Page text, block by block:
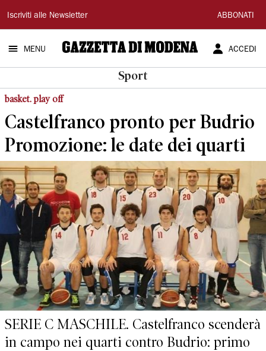
Gazzetta
di
Modena
Iscriviti alle Newsletter ABBONATI
MENU ACCEDI
Sport
basket. play off
Castelfranco pronto per Budrio
Promozione: le date dei quarti
SERIE C MASCHILE. Castelfranco scenderà
in campo nei quarti contro Budrio: primo